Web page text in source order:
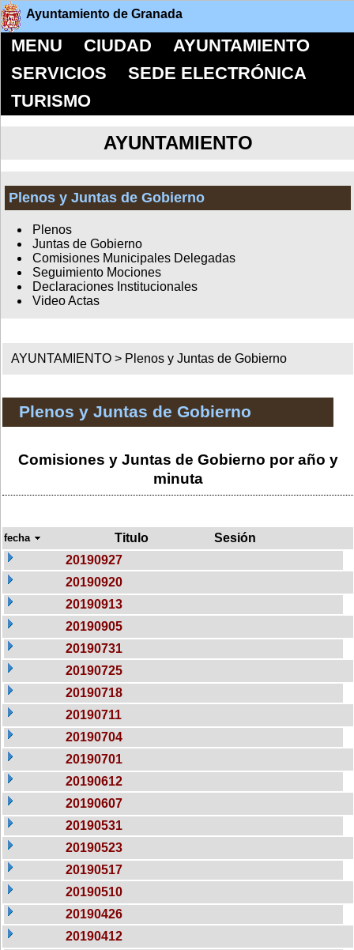
Ayuntamiento de Granada
MENU CIUDAD
AYUNTAMIENTO
SERVICIOS
SEDE ELECTRÓNICA
TURISMO
AYUNTAMIENTO
Plenos y Juntas de Gobierno
Plenos
Juntas de Gobierno
Comisiones Municipales Delegadas
Seguimiento Mociones
Declaraciones Institucionales
Video Actas
AYUNTAMIENTO > Plenos y Juntas de Gobierno
Plenos y Juntas de Gobierno
Comisiones y Juntas de Gobierno por año y
minuta
fecha Titulo
Sesión
20190927
20190920
20190913
20190905
20190731
20190725
20190718
20190711
20190704
20190701
20190612
20190607
20190531
20190523
20190517
20190510
20190426
20190412